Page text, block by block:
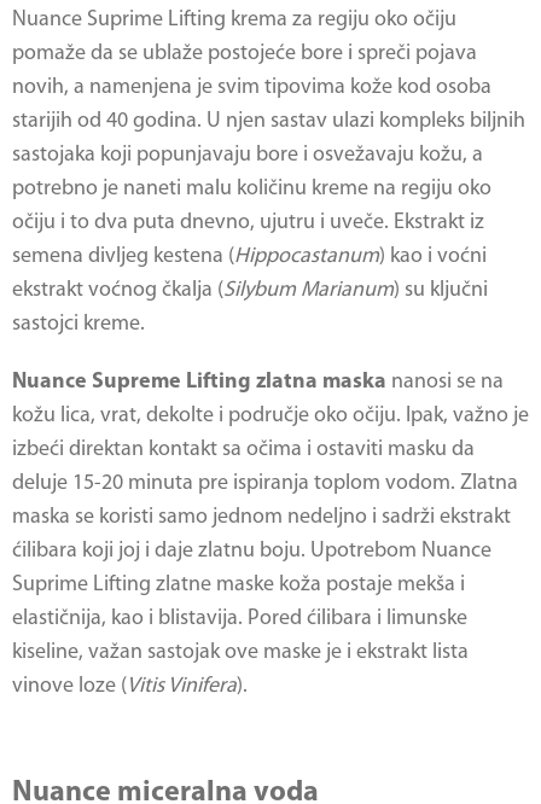
Nuance Suprime Lifting krema za regiju oko očiju
pomaže da se ublaže postojeće bore i spreči pojava
novih, a namenjena je svim tipovima kože kod osoba
starijih od 40 godina. U njen sastav ulazi kompleks biljnih
sastojaka koji popunjavaju bore i osvežavaju kožu, a
potrebno je naneti malu količinu kreme na regiju oko
očiju i to dva puta dnevno, ujutru i uveče. Ekstrakt iz
semena divljeg kestena (Hippocastanum) kao i voćni
ekstrakt voćnog čkalja (Silybum Marianum) su ključni
sastojci kreme.
Nuance Supreme Lifting zlatna maska nanosi se na
kožu lica, vrat, dekolte i područje oko očiju. Ipak, važno je
izbeći direktan kontakt sa očima i ostaviti masku da
deluje 15-20 minuta pre ispiranja toplom vodom. Zlatna
maska se koristi samo jednom nedeljno i sadrži ekstrakt
ćilibara koji joj i daje zlatnu boju. Upotrebom Nuance
Suprime Lifting zlatne maske koža postaje mekša i
elastičnija, kao i blistavija. Pored ćilibara i limunske
kiseline, važan sastojak ove maske je i ekstrakt lista
vinove loze ( Vitis Vinifera).
Nuance miceralna voda